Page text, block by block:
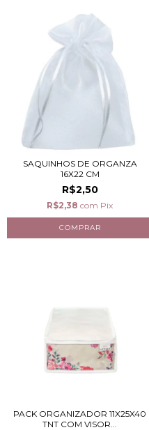
SAQUINHOS DE ORGANZA
16X22 CM
R$2,50
R$2,38 com Pix
PACK ORGANIZADOR 11X25X40
TNT COM VISOR...